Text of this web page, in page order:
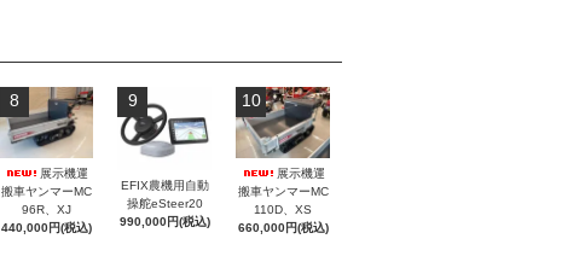
8
展示機運
搬車ヤンマーMC
96R、XJ
440,000円(税込)
9
EFIX農機用自動
操舵eSteer20
990,000円(税込)
10
展示機運
搬車ヤンマーMC
110D、XS
660,000円(税込)